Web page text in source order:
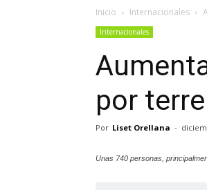
Inicio Internacionales
Internacionales
por
Por Liset Orellana -
Unas 740 personas,